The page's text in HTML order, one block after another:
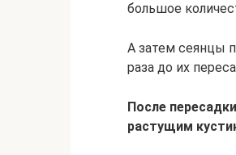
большое
А затем сеянцы
раза до их
После
растущим